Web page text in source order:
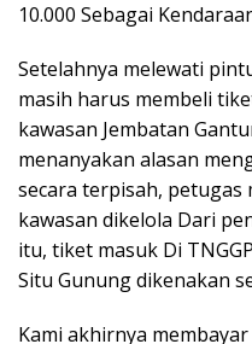
10.000 Sebagai
Setelahnya melewati
masih harus membeli
kawasan Jembatan
menanyakan alasan
secara terpisah, petugas
kawasan dikelola Dari
itu, tiket masuk Di
Situ Gunung dikenakan
Kami akhirnya